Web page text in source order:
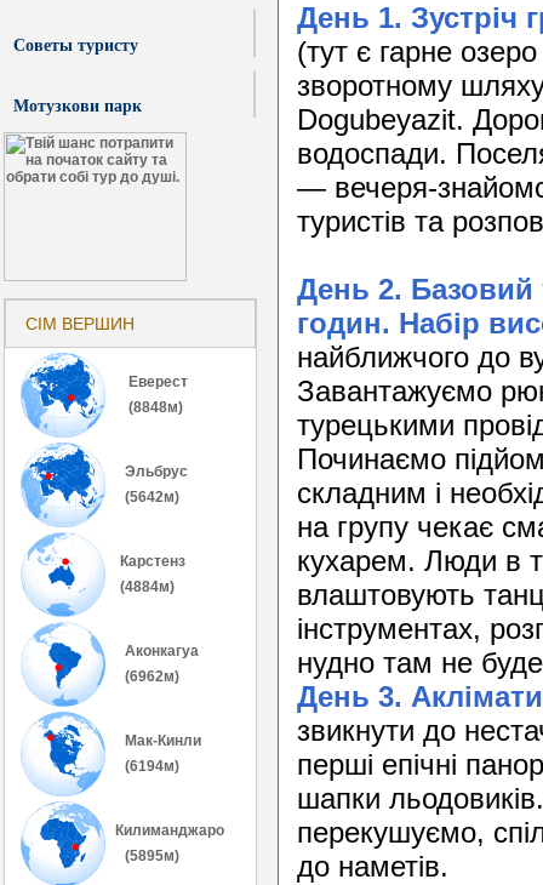
Cоветы туристу
Мотузкови парк
СІМ ВЕРШИН
Еверест
(8848м)
Эльбрус
(5642м)
Карстенз
(4884м)
Аконкагуа
(6962м)
Мак-Кинли
(6194м)
Килиманджаро
(5895м)
День 1. Зустріч
(тут є гарне
зворотному
Dogubeyazit.
водоспади.
— вечеря-
туристів та
День 2. Базовий
годин. Набір
найближчого до
Завантажуємо
турецькими
Починаємо
складним і
на групу чекає
кухарем. Люди в
влаштовують
інструментах,
нудно там не
День 3.
звикнути до
перші епічні
шапки
перекушуємо,
до наметів.